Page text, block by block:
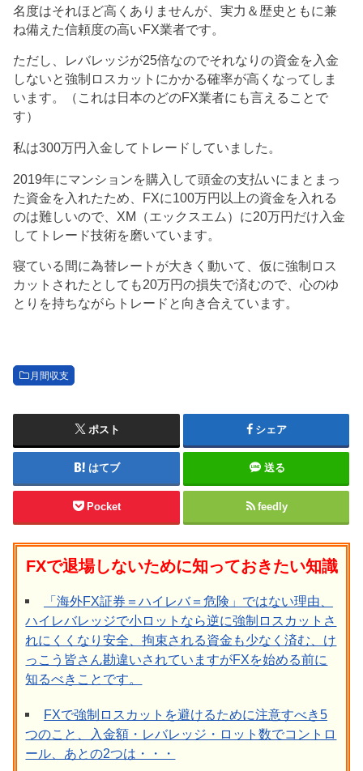
名度はそれほど高くありませんが、実力＆歴史ともに兼
ね備えた信頼度の高いFX業者です。
ただし、レバレッジが25倍なのでそれなりの資金を入金
しないと強制ロスカットにかかる確率が高くなってしま
います。（これは日本のどのFX業者にも言えることで
す）
私は300万円入金してトレードしていました。
2019年にマンションを購入して頭金の支払いにまとまっ
た資金を入れたため、FXに100万円以上の資金を入れる
のは難しいので、XM（エックスエム）に20万円だけ入金
してトレード技術を磨いています。
寝ている間に為替レートが大きく動いて、仮に強制ロス
カットされたとしても20万円の損失で済むので、心のゆ
とりを持ちながらトレードと向き合えています。
月間収支
ポスト シェア
はてブ 送る
Pocket feedly
FXで退場しないために知っておきたい知識
「海外FX証券＝ハイレバ＝危険」ではない理由、
ハイレバレッジで小ロットなら逆に強制ロスカットさ
れにくくなり安全、拘束される資金も少なく済む、け
っこう皆さん勘違いされていますがFXを始める前に
知るべきことです。
FXで強制ロスカットを避けるために注意すべき5
つのこと、入金額・レバレッジ・ロット数でコントロ
ール、あとの2つは・・・